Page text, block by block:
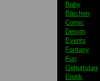
Baby
Bärchen
Comic
Design
Events
Fantasy
Fun
Geburtstag
Erotik